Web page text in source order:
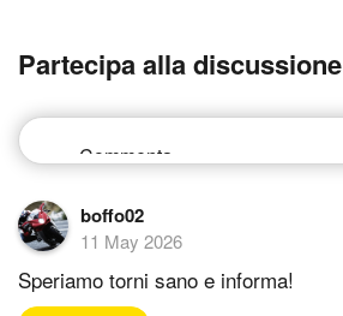
Partecipa alla discussione
boffo02
11 May 2026
Speriamo torni sano e informa!